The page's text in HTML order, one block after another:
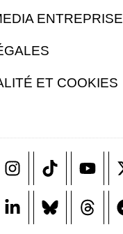
ENTREPRISE
ET COOKIES